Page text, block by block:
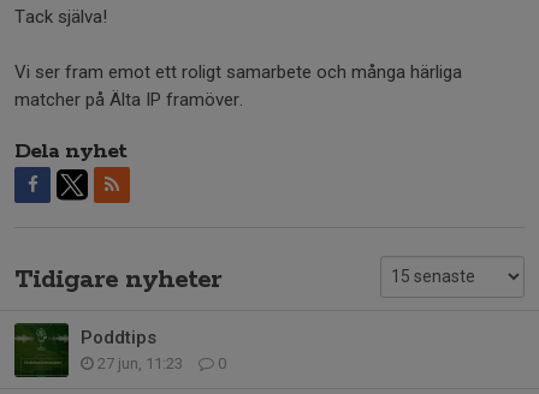
Tack själva!
Vi ser fram emot ett roligt samarbete och många härliga
matcher på Älta IP framöver.
Dela nyhet
Tidigare nyheter
Poddtips
27 jun, 11:23 0